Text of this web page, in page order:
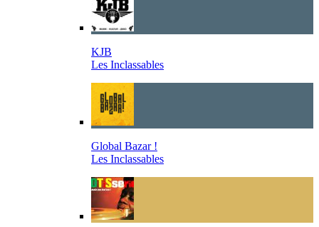
KJB
Les Inclassables
Global Bazar !
Les Inclassables